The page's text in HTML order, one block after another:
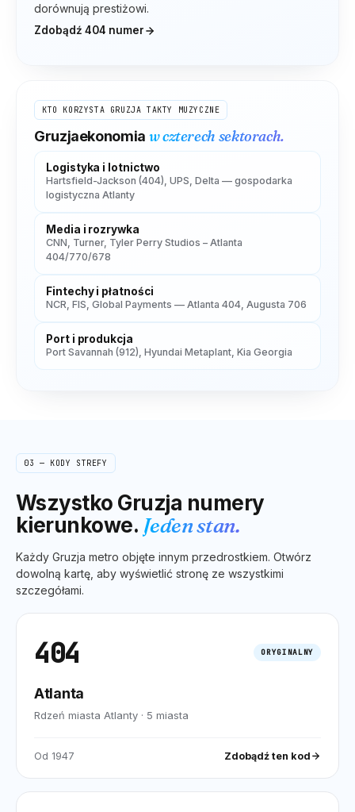
dorównują prestiżowi.
Zdobądź 404 numer
KTO KORZYSTA GRUZJA TAKTY MUZYCZNE
Gruzjaekonomia w czterech sektorach.
Logistyka i lotnictwo
Hartsfield-Jackson (404), UPS, Delta — gospodarka
logistyczna Atlanty
Media i rozrywka
CNN, Turner, Tyler Perry Studios – Atlanta
404/770/678
Fintechy i płatności
NCR, FIS, Global Payments — Atlanta 404, Augusta 706
Port i produkcja
Port Savannah (912), Hyundai Metaplant, Kia Georgia
03 — KODY STREFY
Wszystko Gruzja numery
kierunkowe. Jeden stan.
Każdy Gruzja metro objęte innym przedrostkiem. Otwórz
dowolną kartę, aby wyświetlić stronę ze wszystkimi
szczegółami.
404 ORYGINALNY
Atlanta
Rdzeń miasta Atlanty · 5 miasta
Od 1947 Zdobądź ten kod